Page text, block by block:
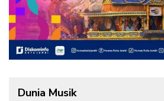
Dunia Musik